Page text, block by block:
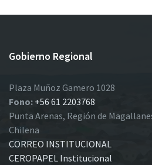
Gobierno Regional
Plaza Muñoz Gamero 1028
Fono: +56 61 2203768
Punta Arenas, Región de
Chilena
CORREO INSTITUCIONAL
CEROPAPEL Institucional